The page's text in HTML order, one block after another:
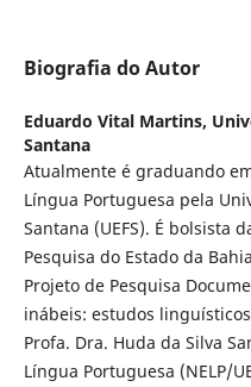
Biografia do Autor
Eduardo Vital Martins,
Santana
Atualmente é graduando
Língua Portuguesa pela
Santana (UEFS). É bolsista
Pesquisa do Estado da
Projeto de Pesquisa
inábeis: estudos
Profa. Dra. Huda da Silva
Língua Portuguesa (NELP/